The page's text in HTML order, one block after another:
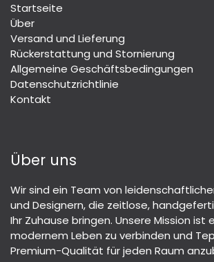
Startseite
Über
Versand und Lieferung
Rückerstattung und Stornierung
Allgemeine Geschäftsbedingungen
Datenschutzrichtlinie
Kontakt
Über uns
Wir sind ein Team von
und Designern, die zeitlose,
Ihr Zuhause bringen. Unsere Mission ist
modernem Leben zu verbinden und
Premium-Qualität für jeden Raum